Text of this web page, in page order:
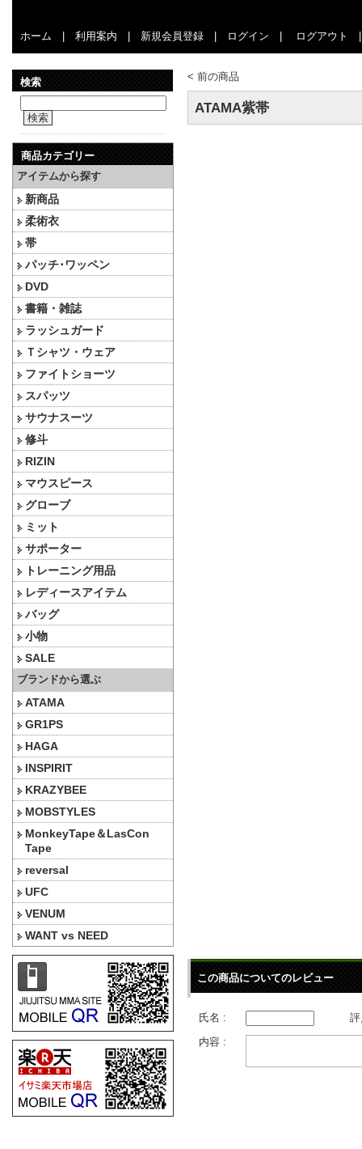
ホーム 利用案内 新規会員登録 ログイン ログアウト
検索
検索
商品カテゴリー
アイテムから探す
新商品
柔術衣
帯
パッチ･ワッペン
DVD
書籍・雑誌
ラッシュガード
Ｔシャツ・ウェア
ファイトショーツ
スパッツ
サウナスーツ
修斗
RIZIN
マウスピース
グローブ
ミット
サポーター
トレーニング用品
レディースアイテム
バッグ
小物
SALE
ブランドから選ぶ
ATAMA
GR1PS
HAGA
INSPIRIT
KRAZYBEE
MOBSTYLES
MonkeyTape＆LasCon
Tape
reversal
UFC
VENUM
WANT vs NEED
< 前の商品
ATAMA紫帯
この商品についてのレビュー
氏名 :
内容 :